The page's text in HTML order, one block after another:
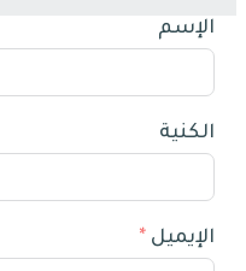
الإسم
الكنية
الإيميل